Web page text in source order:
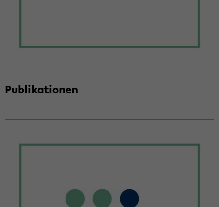
Pu­bli­ka­tio­nen